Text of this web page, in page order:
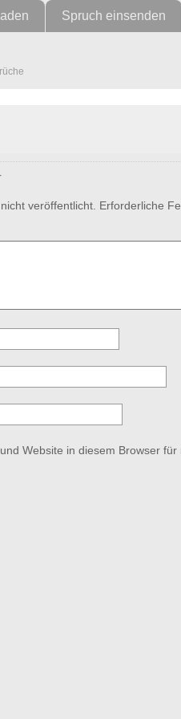
Spruch einsenden
veröffentlicht. Erforderliche
Website in diesem Browser